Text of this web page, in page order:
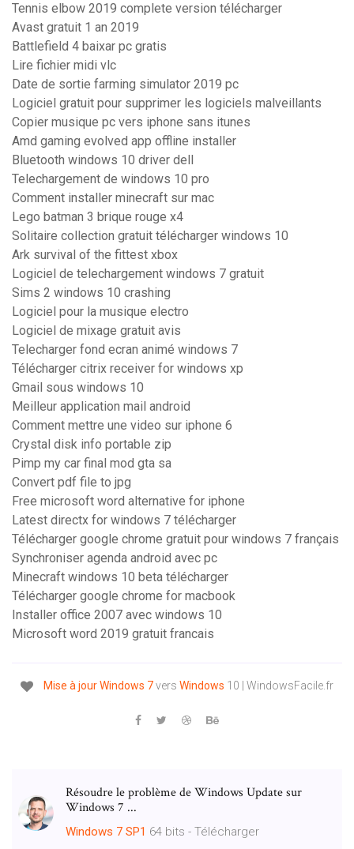
Tennis elbow 2019 complete version télécharger
Avast gratuit 1 an 2019
Battlefield 4 baixar pc gratis
Lire fichier midi vlc
Date de sortie farming simulator 2019 pc
Logiciel gratuit pour supprimer les logiciels malveillants
Copier musique pc vers iphone sans itunes
Amd gaming evolved app offline installer
Bluetooth windows 10 driver dell
Telechargement de windows 10 pro
Comment installer minecraft sur mac
Lego batman 3 brique rouge x4
Solitaire collection gratuit télécharger windows 10
Ark survival of the fittest xbox
Logiciel de telechargement windows 7 gratuit
Sims 2 windows 10 crashing
Logiciel pour la musique electro
Logiciel de mixage gratuit avis
Telecharger fond ecran animé windows 7
Télécharger citrix receiver for windows xp
Gmail sous windows 10
Meilleur application mail android
Comment mettre une video sur iphone 6
Crystal disk info portable zip
Pimp my car final mod gta sa
Convert pdf file to jpg
Free microsoft word alternative for iphone
Latest directx for windows 7 télécharger
Télécharger google chrome gratuit pour windows 7 français
Synchroniser agenda android avec pc
Minecraft windows 10 beta télécharger
Télécharger google chrome for macbook
Installer office 2007 avec windows 10
Microsoft word 2019 gratuit francais
Mise àjourWindows 7vers Windows 10 | WindowsFacile.fr
Résoudre le problème de Windows Update sur
Windows 7 ...
Windows 7 SP1 64 bits - Télécharger